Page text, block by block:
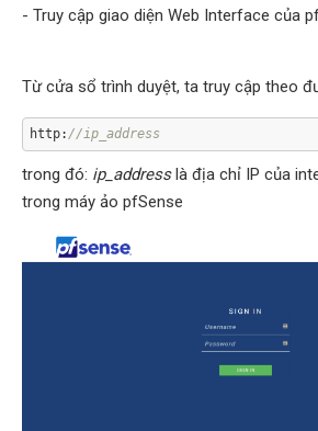
- Truy cập giao diện Web Interface của
Từ cửa sổ trình duyệt, ta truy cập theo
http: //ip_address
trong đó: ip_addresslà địa chỉ IP của
trong máy ảo pfSense